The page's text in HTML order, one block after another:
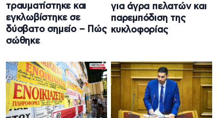
τραυματίστηκε και
εγκλωβίστηκε σε
δύσβατο σημείο – Πώς
σώθηκε
για άγρα πελατών και
παρεμπόδιση της
κυκλοφορίας